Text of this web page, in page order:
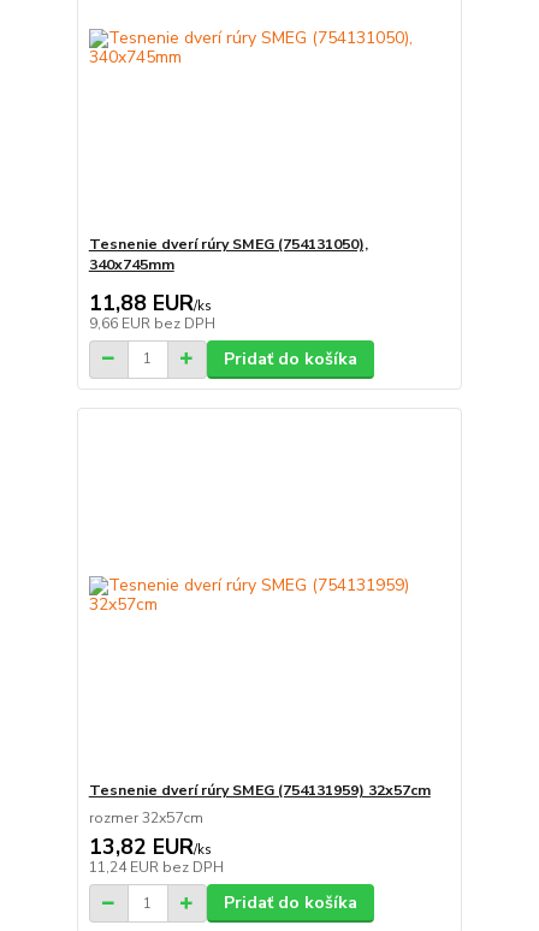
Tesnenie dverí rúry SMEG (754131050),
340x745mm
11,88 EUR/ks
9,66 EUR bez DPH
Pridať do košíka
Tesnenie dverí rúry SMEG (754131959) 32x57cm
rozmer 32x57cm
13,82 EUR/ks
11,24 EUR bez DPH
Pridať do košíka